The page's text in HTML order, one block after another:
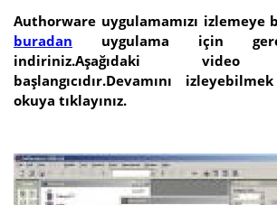
Authorware uygulamamızı izlemeye
buradan uygulama için
indiriniz.Aşağıdaki video
başlangıcıdır.Devamını
okuya tıklayınız.